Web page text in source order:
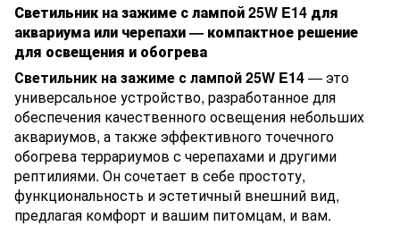
Светильник на зажиме с лампой 25W E14 для
аквариума или черепахи — компактное решение
для освещения и обогрева
Светильник на зажиме с лампой 25W E14— это
универсальное устройство, разработанное для
обеспечения качественного освещения небольших
аквариумов, а также эффективного точечного
обогрева террариумов с черепахами и другими
рептилиями. Он сочетает в себе простоту,
функциональность и эстетичный внешний вид,
предлагая комфорт и вашим питомцам, и вам.